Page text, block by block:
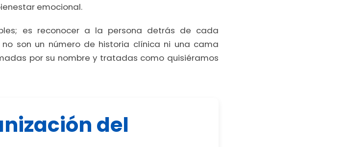
emocional.
es reconocer a la persona detrás de cada
son un número de historia clínica ni una cama
por su nombre y tratadas como quisiéramos
del